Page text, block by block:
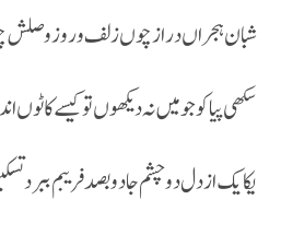
شبان ہجراں دراز چوں زلف وروز وصلش چو
سکھی پیا کو جو میں نہ دیکھوں تو کیسے کاٹوں
یکا یک از دل دو چشم جادو بصد فریبم ببر د